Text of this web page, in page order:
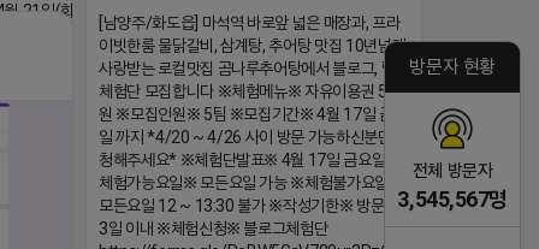
21일(화) 저
[남양주/화도읍] 마석역 바로앞 넓은 매장과, 프라
이빗한룸 물닭갈비, 삼계탕, 추어탕 맛집 10년넘게
사랑받는 로컬맛집 곰나루추어탕에서 블로그, 릴스
체험단 모집합니다 ※체험메뉴※ 자유이용권 5만
원 ※모집인원※ 5팀 ※모집기간※ 4월 17일 금요
일 까지 *4/20 ~ 4/26 사이 방문 가능하신분만 신
청해주세요* ※체험단발표※ 4월 17일 금요일 ※
체험가능요일※ 모든요일 가능 ※체험불가요일※
모든요일 12 ~ 13:30 불가 ※작성기한※ 방문 후
3일 이내 ※체험신청※ 블로그체험단
방문자 현황
전체 방문자
3,545,567명